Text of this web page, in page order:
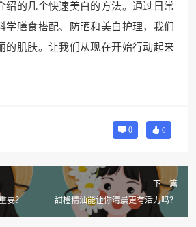
绍的几个快速美白的方法。通过日常
学膳食搭配、防晒和美白护理，我们
的肌肤。让我们从现在开始行动起来
0 0
要？
下一篇
甜橙精油能让你清晨更有活力吗？